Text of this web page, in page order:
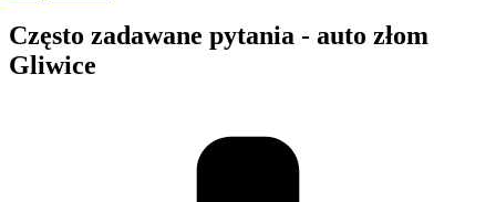
Często zadawane pytania - auto złom
Gliwice